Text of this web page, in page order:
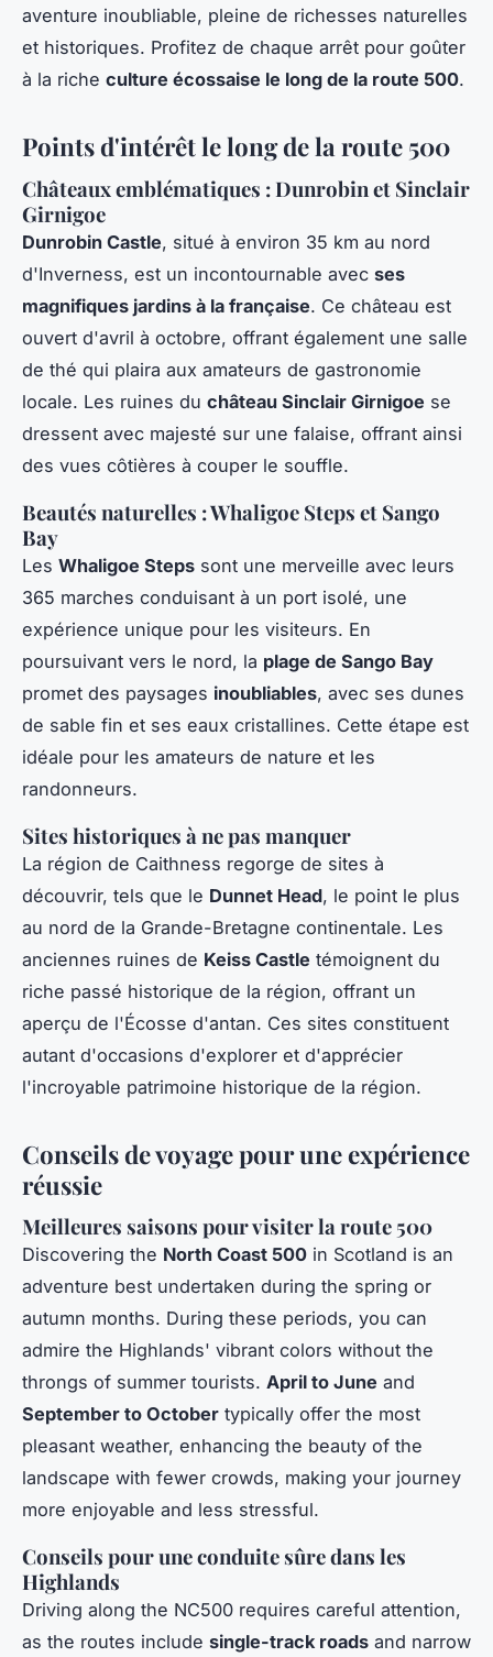
aventure inoubliable, pleine de richesses naturelles
et historiques. Profitez de chaque arrêt pour goûter
à la riche culture écossaise le long de la route 500.
Points d'intérêt le long de la route 500
Châteaux emblématiques : Dunrobin et Sinclair
Girnigoe
Dunrobin Castle, situé à environ 35 km au nord
d'Inverness, est un incontournable avec ses
magnifiques jardins à la française. Ce château est
ouvert d'avril à octobre, offrant également une salle
de thé qui plaira aux amateurs de gastronomie
locale. Les ruines du château Sinclair Girnigoe se
dressent avec majesté sur une falaise, offrant ainsi
des vues côtières à couper le souffle.
Beautés naturelles : Whaligoe Steps et Sango
Bay
Les Whaligoe Steps sont une merveille avec leurs
365 marches conduisant à un port isolé, une
expérience unique pour les visiteurs. En
poursuivant vers le nord, la plage de Sango Bay
promet des paysages inoubliables, avec ses dunes
de sable fin et ses eaux cristallines. Cette étape est
idéale pour les amateurs de nature et les
randonneurs.
Sites historiques à ne pas manquer
La région de Caithness regorge de sites à
découvrir, tels que le Dunnet Head, le point le plus
au nord de la Grande-Bretagne continentale. Les
anciennes ruines de Keiss Castle témoignent du
riche passé historique de la région, offrant un
aperçu de l'Écosse d'antan. Ces sites constituent
autant d'occasions d'explorer et d'apprécier
l'incroyable patrimoine historique de la région.
Conseils de voyage pour une expérience
réussie
Meilleures saisons pour visiter la route 500
Discovering the North Coast 500 in Scotland is an
adventure best undertaken during the spring or
autumn months. During these periods, you can
admire the Highlands' vibrant colors without the
throngs of summer tourists. April to June and
September to October typically offer the most
pleasant weather, enhancing the beauty of the
landscape with fewer crowds, making your journey
more enjoyable and less stressful.
Conseils pour une conduite sûre dans les
Highlands
Driving along the NC500 requires careful attention,
as the routes include single-track roads and narrow